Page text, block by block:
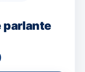
parlante